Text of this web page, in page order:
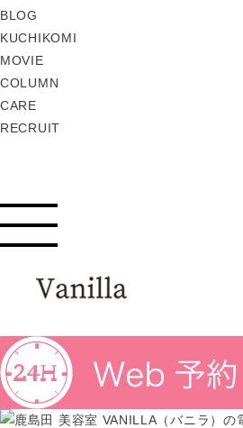
BLOG
KUCHIKOMI
MOVIE
COLUMN
CARE
RECRUIT